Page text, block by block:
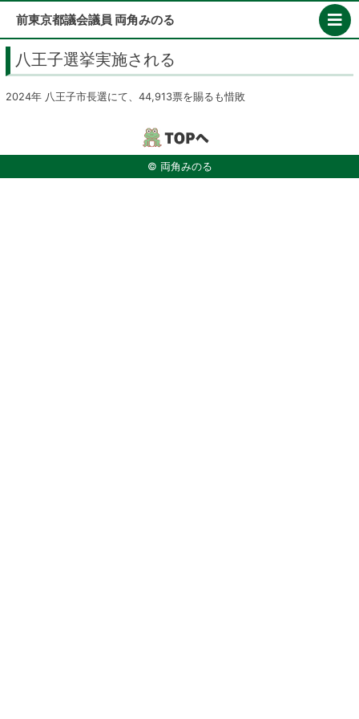
content
前東京都議会議員 両角みのる
八王子選挙実施される
2024年 八王子市長選にて、44,913票を賜るも惜敗
© 両角みのる